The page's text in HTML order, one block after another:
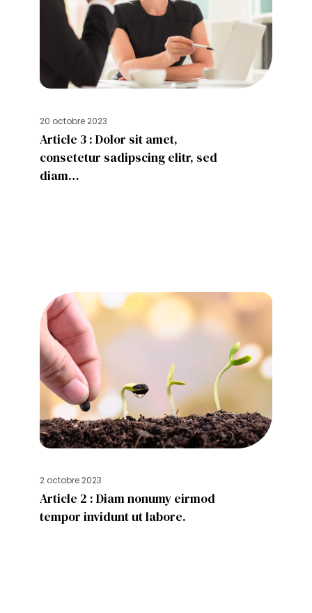
20 octobre 2023
Article 3 : Dolor sit amet,
consetetur sadipscing elitr, sed
diam…
2 octobre 2023
Article 2 : Diam nonumy eirmod
tempor invidunt ut labore.